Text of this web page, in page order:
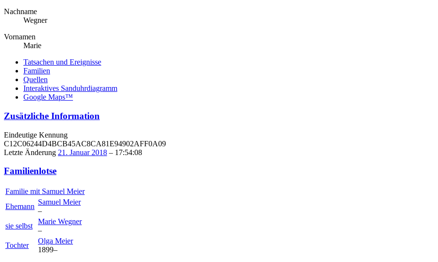
Nachname
Wegner
Vornamen
Marie
Tatsachen und Ereignisse
Familien
Quellen
Interaktives Sanduhrdiagramm
Google Maps™
Zusätzliche Information
Eindeutige Kennung
C12C06244D4BCB45AC8CA81E94902AFF0A09
Letzte Änderung 21. Januar 2018 – 17:54:08
Familienlotse
Familie mit Samuel Meier
Ehemann
Samuel Meier
–
sie selbst
Marie Wegner
–
Tochter
Olga Meier
1899–